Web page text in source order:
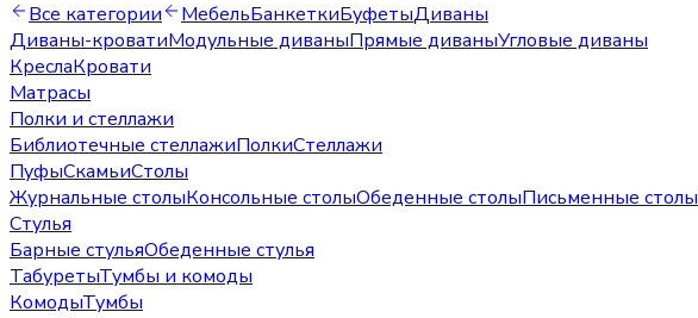
Все категории МебельБанкеткиБуфетыДиваны
Диваны-кроватиМодульные диваныПрямые диваныУгловые диваны
КреслаКровати
Матрасы
Полки и стеллажи
Библиотечные стеллажиПолкиСтеллажи
ПуфыСкамьиСтолы
Журнальные столыКонсольные столыОбеденные столыПисьменные столы
Стулья
Барные стульяОбеденные стулья
ТабуретыТумбы и комоды
КомодыТумбы